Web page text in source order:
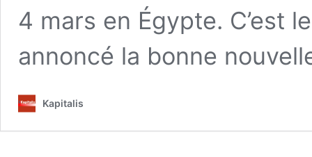
4 mars en Égypte. C’est
annoncé la bonne
Kapitalis